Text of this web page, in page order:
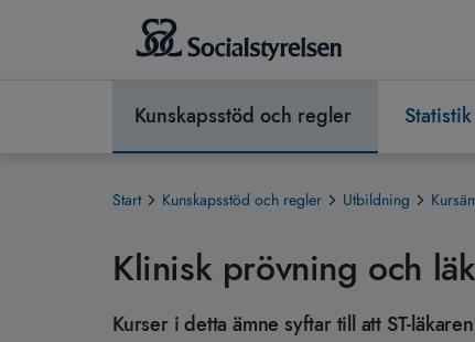
Kunskapsstöd och regler
Start Kunskapsstöd och regler Utbildning
Klinisk prövning och
Kurser i detta ämne syftar till att ST-